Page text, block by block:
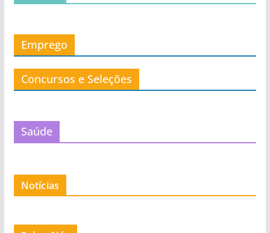
Emprego
Concursos e Seleções
Saúde
Notícias